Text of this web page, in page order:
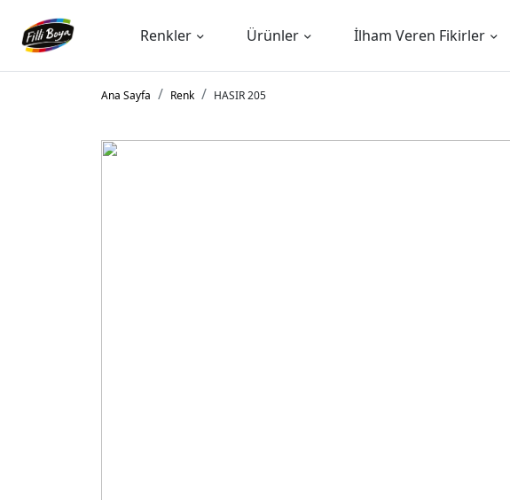
Renkler Ürünler İlham Veren Fikirler
Ana Sayfa Renk HASIR 205